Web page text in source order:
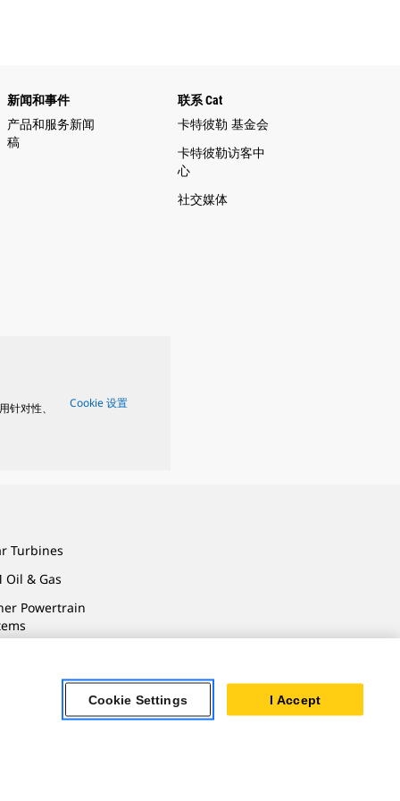
新闻和事件
产品和服务新闻
稿
联系 Cat
卡特彼勒 基金会
卡特彼勒访客中
心
社交媒体
针对性、 Cookie 设置
Turbines
Oil & Gas
Powertrain
Cookie Settings I Accept